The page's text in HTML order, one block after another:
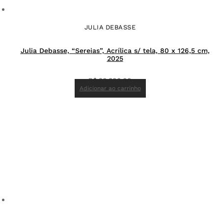
JULIA DEBASSE
Julia Debasse, “Sereias”, Acrílica s/ tela, 80 x 126,5 cm,
2025
R$20.800,00
Adicionar ao carrinho